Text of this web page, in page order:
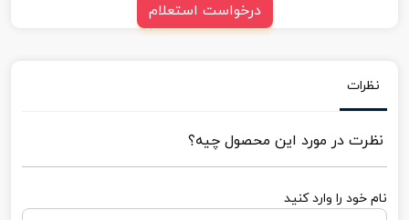
درخواست استعلام
نظرات
نظرت در مورد این محصول چیه؟
نام خود را وارد کنید